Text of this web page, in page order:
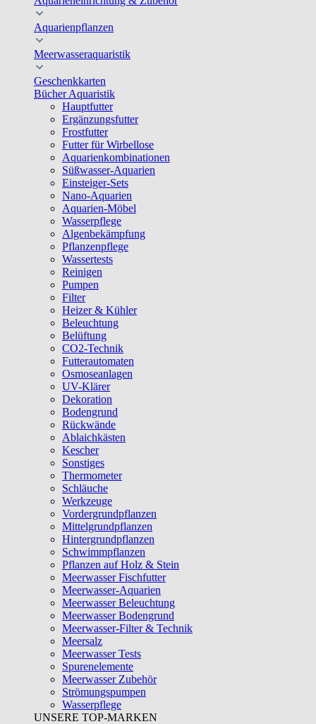
Aquarienpflanzen
Meerwasseraquaristik
Geschenkkarten
Bücher Aquaristik
Hauptfutter
Ergänzungsfutter
Frostfutter
Futter für Wirbellose
Aquarienkombinationen
Süßwasser-Aquarien
Einsteiger-Sets
Nano-Aquarien
Aquarien-Möbel
Wasserpflege
Algenbekämpfung
Pflanzenpflege
Wassertests
Reinigen
Pumpen
Filter
Heizer & Kühler
Beleuchtung
Belüftung
CO2-Technik
Futterautomaten
Osmoseanlagen
UV-Klärer
Dekoration
Bodengrund
Rückwände
Ablaichkästen
Kescher
Sonstiges
Thermometer
Schläuche
Werkzeuge
Vordergrundpflanzen
Mittelgrundpflanzen
Hintergrundpflanzen
Schwimmpflanzen
Pflanzen auf Holz & Stein
Meerwasser Fischfutter
Meerwasser-Aquarien
Meerwasser Beleuchtung
Meerwasser Bodengrund
Meerwasser-Filter & Technik
Meersalz
Meerwasser Tests
Spurenelemente
Meerwasser Zubehör
Strömungspumpen
Wasserpflege
UNSERE TOP-MARKEN